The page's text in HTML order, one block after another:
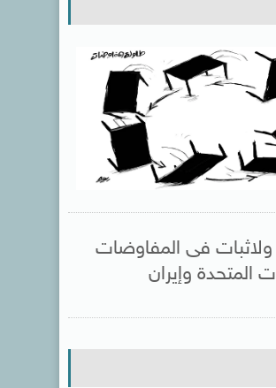
ولاثبات فى المفاوضات
المتحدة وإيران